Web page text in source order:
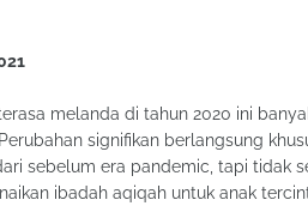
melanda di tahun 2020 ini
signifikan berlangsung
sebelum era pandemic, tapi tidak
ibadah aqiqah untuk anak